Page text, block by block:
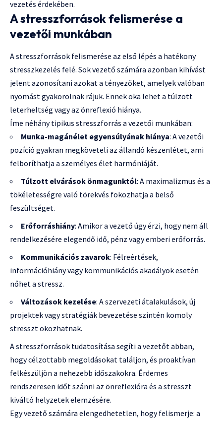
vezetés érdekében.
A stresszforrások felismerése a
vezetői munkában
A stresszforrások felismerése az első lépés a hatékony
stresszkezelés felé. Sok vezető számára azonban kihívást
jelent azonosítani azokat a tényezőket, amelyek valóban
nyomást gyakorolnak rájuk. Ennek oka lehet a túlzott
leterheltség vagy az önreflexió hiánya.
Íme néhány tipikus stresszforrás a vezetői munkában:
Munka-magánélet egyensúlyának hiánya: A vezetői
pozíció gyakran megköveteli az állandó készenlétet, ami
felboríthatja a személyes élet harmóniáját.
Túlzott elvárások önmagunktól: A maximalizmus és a
tökéletességre való törekvés fokozhatja a belső
feszültséget.
Erőforráshiány: Amikor a vezető úgy érzi, hogy nem áll
rendelkezésére elegendő idő, pénz vagy emberi erőforrás.
Kommunikációs zavarok: Félreértések,
információhiány vagy kommunikációs akadályok esetén
nőhet a stressz.
Változások kezelése: A szervezeti átalakulások, új
projektek vagy stratégiák bevezetése szintén komoly
stresszt okozhatnak.
A stresszforrások tudatosítása segíti a vezetőt abban,
hogy célzottabb megoldásokat találjon, és proaktívan
felkészüljön a nehezebb időszakokra. Érdemes
rendszeresen időt szánni az önreflexióra és a stresszt
kiváltó helyzetek elemzésére.
Egy vezető számára elengedhetetlen, hogy felismerje: a